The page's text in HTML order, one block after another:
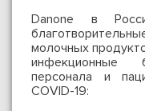
Danone в
молочных
инфекционные
персонала и
COVID-19: